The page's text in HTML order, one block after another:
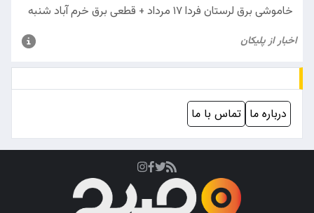
درباره ما تماس با ما